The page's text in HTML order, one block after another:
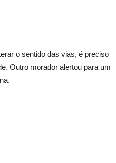
o sentido das vias, é preciso
Outro morador alertou para um